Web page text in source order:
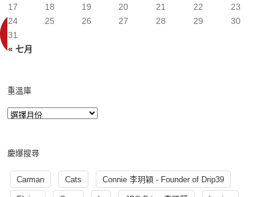
« 七月
17
18 19 20 21 22
23
24
25 26 27 28 29
30
31
重溫庫
慶爆搜尋
Carman Cats Connie 李玥穎 - Founder of Drip39